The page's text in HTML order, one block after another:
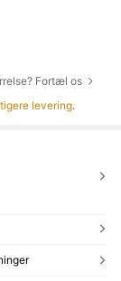
Fortæl os
levering.